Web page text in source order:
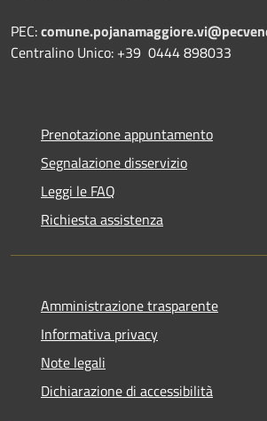
PEC:
Centralino Unico: +39 0444 898033
Prenotazione appuntamento
Segnalazione disservizio
Leggi le FAQ
Richiesta assistenza
Amministrazione trasparente
Informativa privacy
Note legali
Dichiarazione di accessibilità